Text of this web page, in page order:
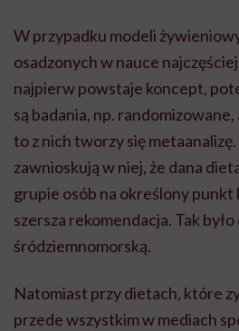
W przypadku modeli
osadzonych w nauce
najpierw powstaje koncept,
są badania, np.
to z nich tworzy się
zawnioskują w niej, że dana
grupie osób na określony
szersza rekomendacja. Tak
śródziemnomorską.
Natomiast przy dietach, które
przede wszystkim w mediach